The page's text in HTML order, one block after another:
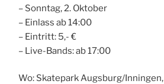
– Sonntag, 2. Oktober
– Einlass ab 14:00
– Eintritt: 5,- €
– Live-Bands: ab 17:00
Wo: Skatepark Augsburg/Inningen,